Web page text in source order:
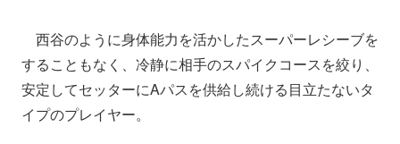
西谷のように身体能力を活かしたスーパーレシーブを
することもなく、冷静に相手のスパイクコースを絞り、
安定してセッターにAパスを供給し続ける目立たないタ
イプのプレイヤー。